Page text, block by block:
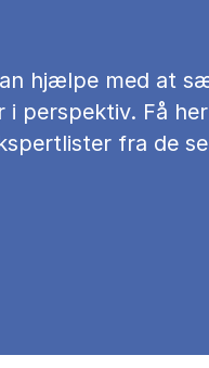
hjælpe med at
i perspektiv. Få
fra de